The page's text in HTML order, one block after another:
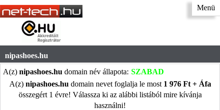
Menü
nipashoes.hu
A(z) nipashoes.hu domain név állapota: SZABAD
A(z) nipashoes.hu domain nevet foglalja le most 1 976 Ft + Áfa
összegért 1 évre! Válassza ki az alábbi listából mire kívánja
használni!